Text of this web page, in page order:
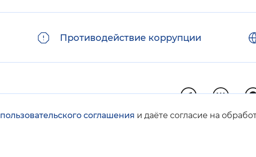
пользовательского соглашения и даёте согласие на
Противодействие коррупции